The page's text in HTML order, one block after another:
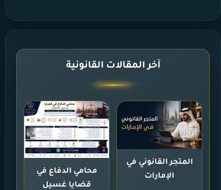
آخر المقالات القانونية
المتجر القانوني في
الإمارات
محامي الدفاع في
قضايا غسيل